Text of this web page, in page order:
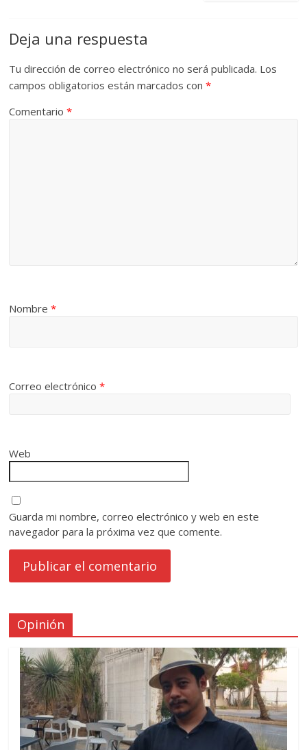
Deja una respuesta
Tu dirección de correo electrónico no será publicada. Los
campos obligatorios están marcados con*
Comentario*
Nombre*
Correo electrónico*
Web
Guarda mi nombre, correo electrónico y web en este
navegador para la próxima vez que comente.
Opinión